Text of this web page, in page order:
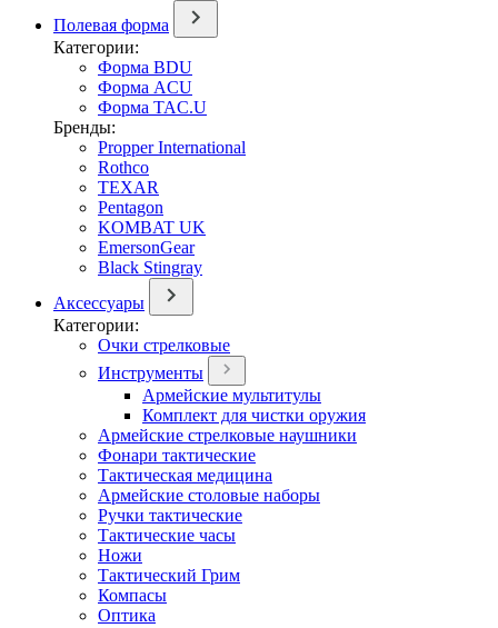
Полевая форма
Категории:
Форма BDU
Форма ACU
Форма TAC.U
Бренды:
Propper International
Rothco
TEXAR
Pentagon
KOMBAT UK
EmersonGear
Black Stingray
Аксессуары
Категории:
Очки стрелковые
Инструменты
Армейские мультитулы
Комплект для чистки оружия
Армейские стрелковые наушники
Фонари тактические
Тактическая медицина
Армейские столовые наборы
Ручки тактические
Тактические часы
Ножи
Тактический Грим
Компасы
Оптика